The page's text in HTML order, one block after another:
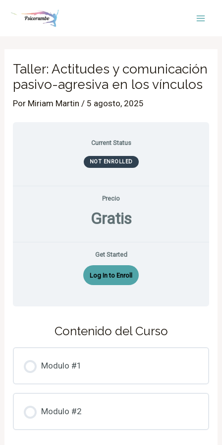
Taller: Actitudes y comunicación
pasivo-agresiva en los vínculos
Por Miriam Martin/ 5 agosto, 2025
Current Status
NOT ENROLLED
Precio
Gratis
Get Started
Log In to Enroll
Contenido del Curso
Modulo #1
Modulo #2